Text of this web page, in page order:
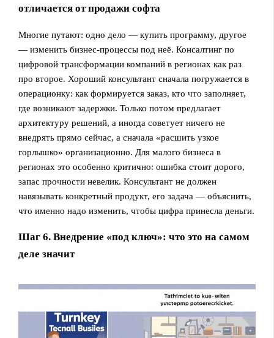
отличается от продажи софта
Многие путают: одно дело — купить программу, другое
— изменить бизнес-процессы под неё. Консалтинг по
цифровой трансформации компаний в регионах как раз
про второе. Хороший консультант сначала погружается в
операционку: как формируется заказ, кто что заполняет,
где возникают задержки. Только потом предлагает
архитектуру решений, а иногда советует ничего не
внедрять прямо сейчас, а сначала «расшить узкое
горлышко» организационно. Для малого бизнеса в
регионах это особенно критично: ошибка стоит дорого,
запас прочности невелик. Консультант не должен
навязывать конкретный продукт, его задача — объяснить,
что именно надо изменить, чтобы цифра принесла деньги.
Шаг 6. Внедрение «под ключ»: что это на самом
деле значит